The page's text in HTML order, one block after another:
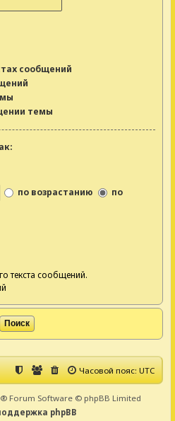
сообщений
темы
по возрастанию
по
текста сообщений.
Часовой пояс:UTC
® Forum Software © phpBB Limited
phpBB